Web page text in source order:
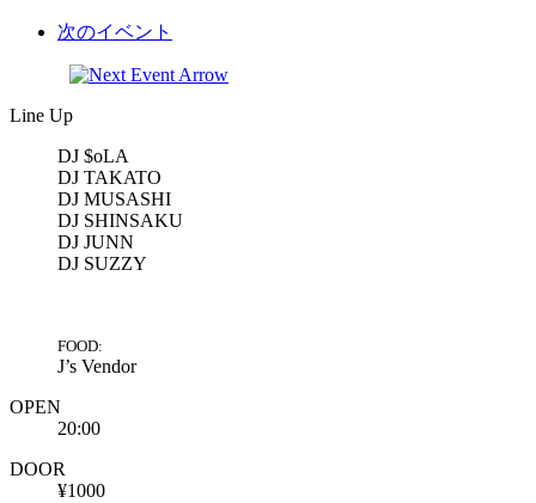
次のイベント
Line Up
DJ $oLA
DJ TAKATO
DJ MUSASHI
DJ SHINSAKU
DJ JUNN
DJ SUZZY
FOOD:
J’s Vendor
OPEN
20:00
DOOR
¥1000